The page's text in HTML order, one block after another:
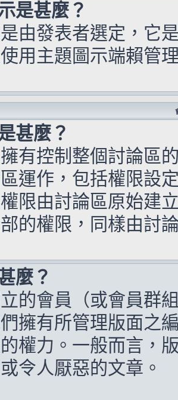
是甚麼？
由發表者選定，它
用主題圖示端賴管
甚麼？
有控制整個討論區
運作，包括權限設
限由討論區原始建
的權限，同樣由討
麼？
的會員（或會員群
擁有所管理版面之
權力。一般而言，
令人厭惡的文章。